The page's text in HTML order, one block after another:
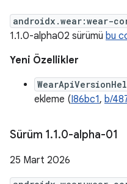
androidx.wear:wear-
1.1.0-alpha02 sürümü bu
Yeni Özellikler
ekleme (I86bc1, b/
Sürüm 1.1.0-alpha-01
25 Mart 2026